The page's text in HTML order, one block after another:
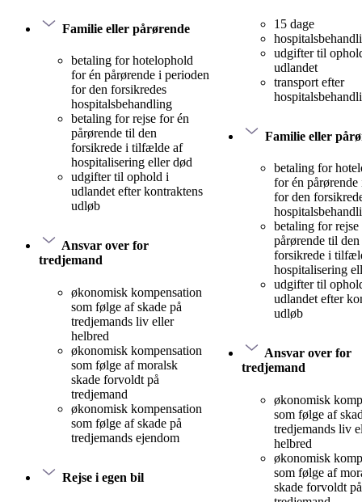
Familie eller pårørende
betaling for hotelophold
for én pårørende i perioden
for den forsikredes
hospitalsbehandling
betaling for rejse for én
pårørende til den
forsikrede i tilfælde af
hospitalisering eller død
udgifter til ophold i
udlandet efter kontraktens
udløb
Ansvar over for
tredjemand
økonomisk kompensation
som følge af skade på
tredjemands liv eller
helbred
økonomisk kompensation
som følge af moralsk
skade forvoldt på
tredjemand
økonomisk kompensation
som følge af skade på
tredjemands ejendom
Rejse i egen bil
15 dage
udgifter til
udlandet
transport efter
Familie eller
betaling for
for én pårørende
for den
betaling for rejse
pårørende til den
forsikrede i
hospitalisering
udgifter til
udlandet efter
udløb
Ansvar over for
tredjemand
økonomisk
som følge af
tredjemands liv
helbred
økonomisk
som følge af
skade forvoldt på